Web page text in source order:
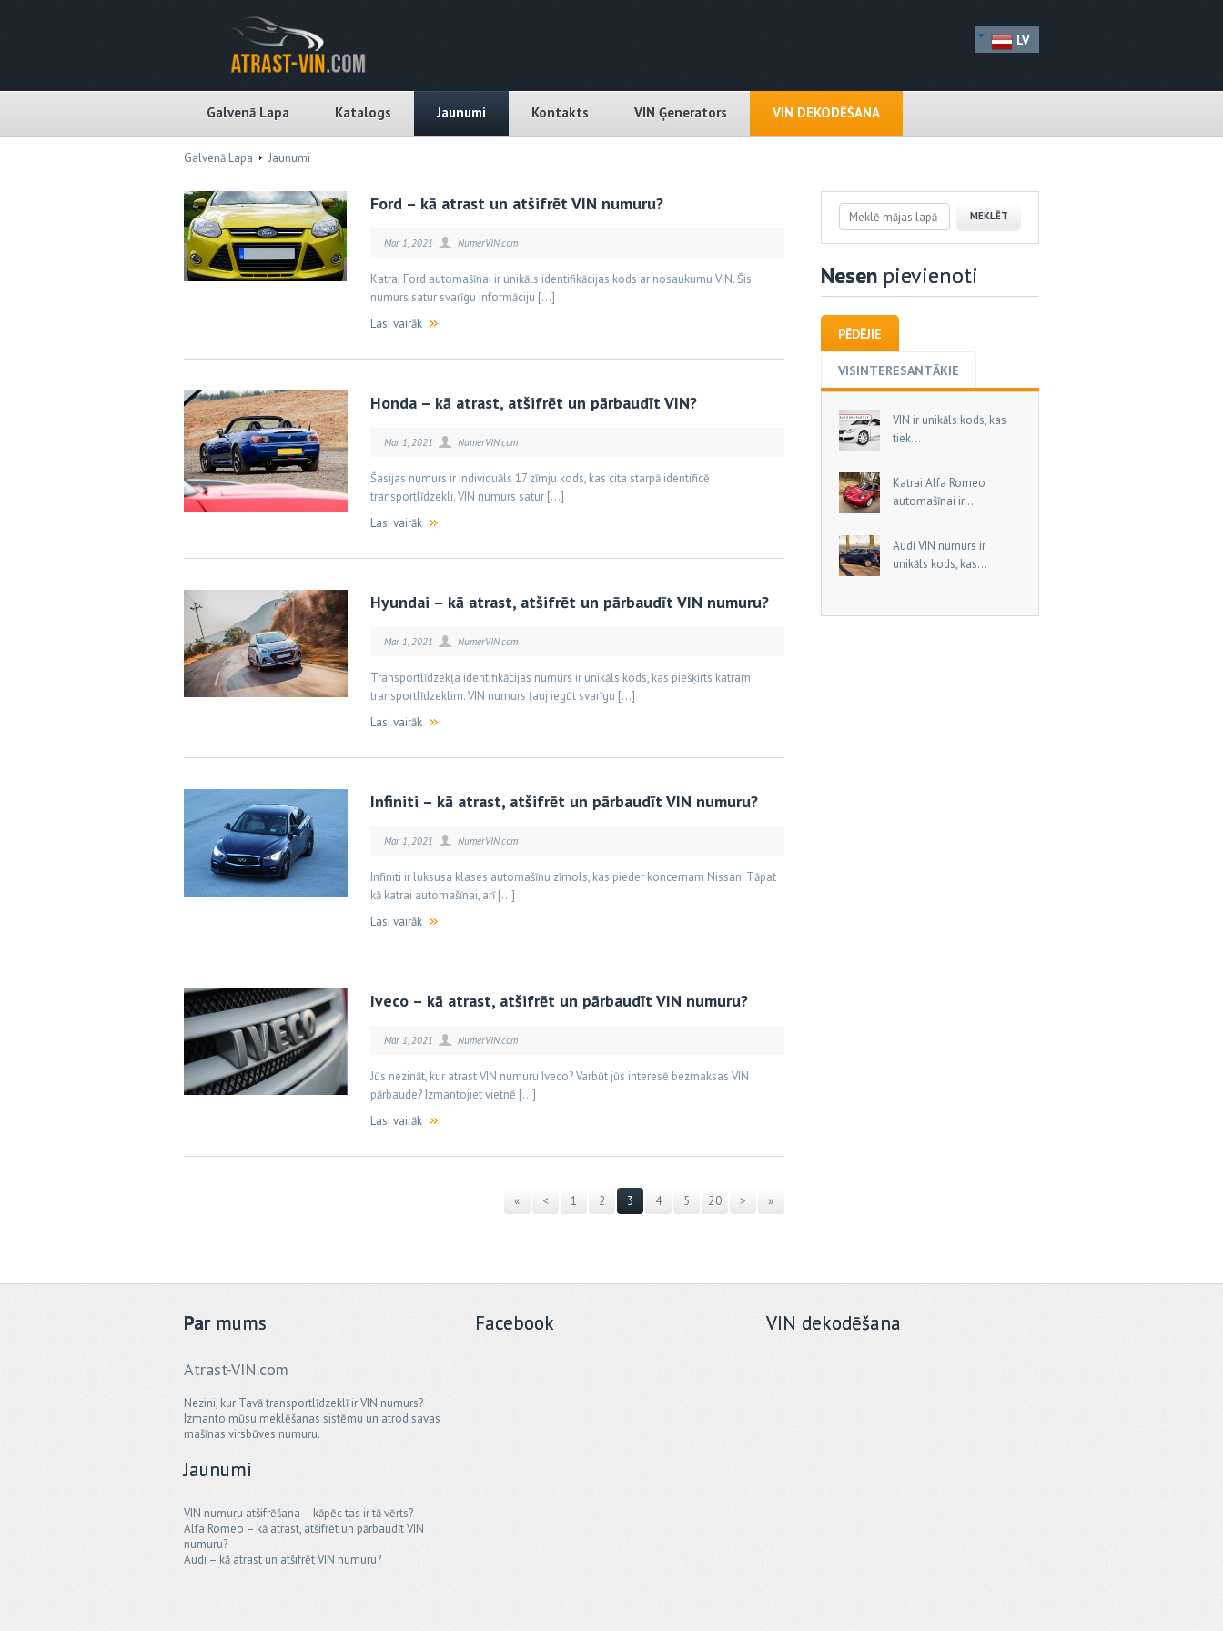
LV
Galvenā Lapa Katalogs Jaunumi Kontakts VIN Ģenerators VIN DEKODĒŠANA
Galvenā Lapa Jaunumi
Ford – kā atrast un atšifrēt VIN numuru?
Mar 1, 2021 NumerVIN.com
Katrai Ford automašīnai ir unikāls identifikācijas kods ar nosaukumu VIN. Šis
numurs satur svarīgu informāciju […]
Lasi vairāk
Honda – kā atrast, atšifrēt un pārbaudīt VIN?
Mar 1, 2021 NumerVIN.com
Šasijas numurs ir individuāls 17 zīmju kods, kas cita starpā identificē
transportlīdzekli. VIN numurs satur […]
Lasi vairāk
Hyundai – kā atrast, atšifrēt un pārbaudīt VIN numuru?
Mar 1, 2021 NumerVIN.com
Transportlīdzekļa identifikācijas numurs ir unikāls kods, kas piešķirts katram
transportlīdzeklim. VIN numurs ļauj iegūt svarīgu […]
Lasi vairāk
Infiniti – kā atrast, atšifrēt un pārbaudīt VIN numuru?
Mar 1, 2021 NumerVIN.com
Infiniti ir luksusa klases automašīnu zīmols, kas pieder koncernam Nissan. Tāpat
kā katrai automašīnai, arī […]
Lasi vairāk
Iveco – kā atrast, atšifrēt un pārbaudīt VIN numuru?
Mar 1, 2021 NumerVIN.com
Jūs nezināt, kur atrast VIN numuru Iveco? Varbūt jūs interesē bezmaksas VIN
pārbaude? Izmantojiet vietnē […]
Lasi vairāk
« < 1 2 3 4 5 20 > »
Nesen pievienoti
PĒDĒJIE
VISINTERESANTĀKIE
VIN ir unikāls kods, kas
tiek...
Katrai Alfa Romeo
automašīnai ir...
Audi VIN numurs ir
unikāls kods, kas...
Parmums
Atrast-VIN.com
Nezini, kur Tavā transportlīdzeklī ir VIN numurs?
Izmanto mūsu meklēšanas sistēmu un atrod savas
mašīnas virsbūves numuru.
Jaunumi
VIN numuru atšifrēšana – kāpēc tas ir tā vērts?
Alfa Romeo – kā atrast, atšifrēt un pārbaudīt VIN
numuru?
Audi – kā atrast un atšifrēt VIN numuru?
Facebook VIN dekodēšana